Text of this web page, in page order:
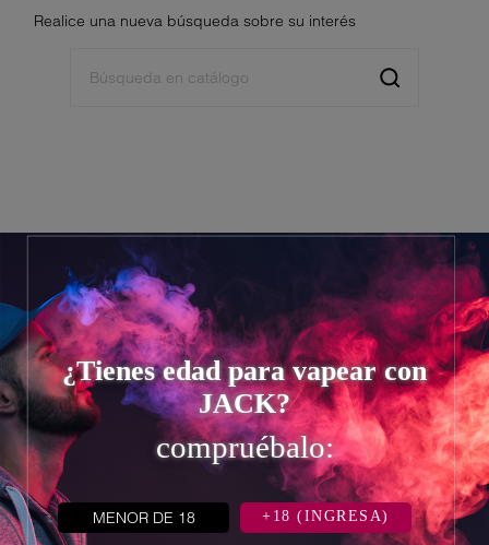
¿Tienes edad para vapear con
JACK?
compruébalo:
MENOR DE 18 +18 (INGRESA)
Realice una nueva búsqueda sobre su interés
